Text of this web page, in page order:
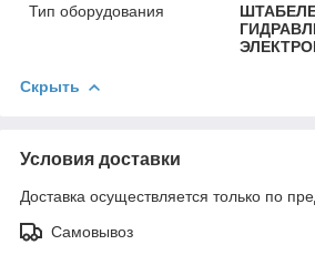
Тип оборудования
Скрыть
Условия доставки
Доставка осуществляется только по
Самовывоз